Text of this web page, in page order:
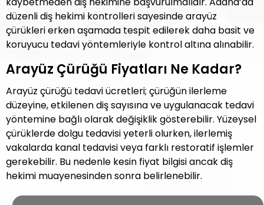
düzenli diş hekimi kontrolleri sayesinde arayüz
çürükleri erken aşamada tespit edilerek daha basit ve
koruyucu tedavi yöntemleriyle kontrol altına alınabilir.
Arayüz Çürüğü Fiyatları Ne Kadar?
Arayüz çürüğü tedavi ücretleri; çürüğün ilerleme
düzeyine, etkilenen diş sayısına ve uygulanacak tedavi
yöntemine bağlı olarak değişiklik gösterebilir. Yüzeysel
çürüklerde dolgu tedavisi yeterli olurken, ilerlemiş
vakalarda kanal tedavisi veya farklı restoratif işlemler
gerekebilir. Bu nedenle kesin fiyat bilgisi ancak diş
hekimi muayenesinden sonra belirlenebilir.